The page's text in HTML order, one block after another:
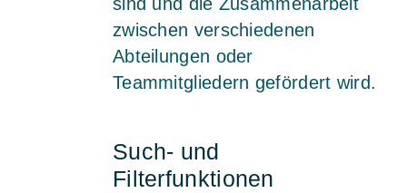
zwischen verschiedenen
Abteilungen oder
Teammitgliedern gefördert wird.
Such- und
Filterfunktionen